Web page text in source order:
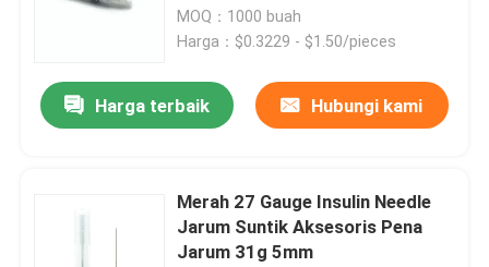
Wisata pabrik
Hubungi kami
Dengan Jarum
MOQ：1000 buah
Harga：$0.3229 - $1.50/pieces
Harga terbaik Hubungi kami
Merah 27 Gauge Insulin Needle
Jarum Suntik Aksesoris Pena
Jarum 31g 5mm